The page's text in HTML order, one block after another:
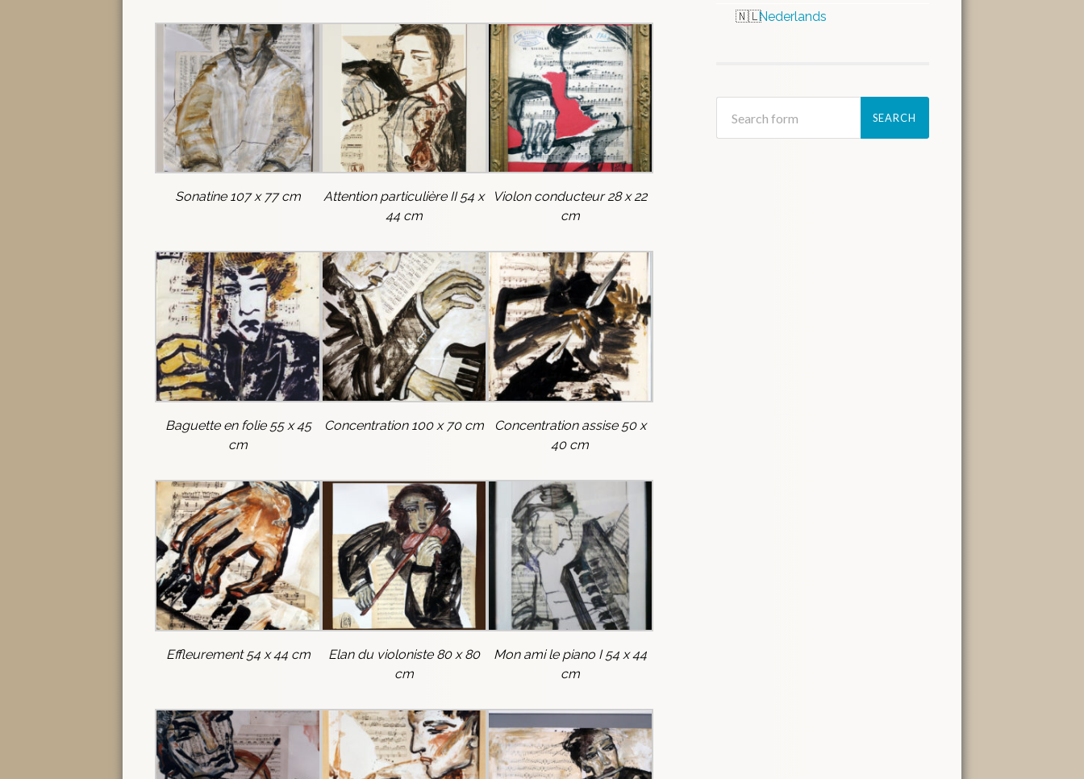
Sonatine 107 x 77 cm
Attention particulière II 54 x
44 cm
Violon conducteur 28 x 22
cm
Baguette en folie 55 x 45
cm
Concentration 100 x 70 cm
Concentration assise 50 x
40 cm
Effleurement 54 x 44 cm
Elan du violoniste 80 x 80
cm
Mon ami le piano I 54 x 44
cm
Nederlands